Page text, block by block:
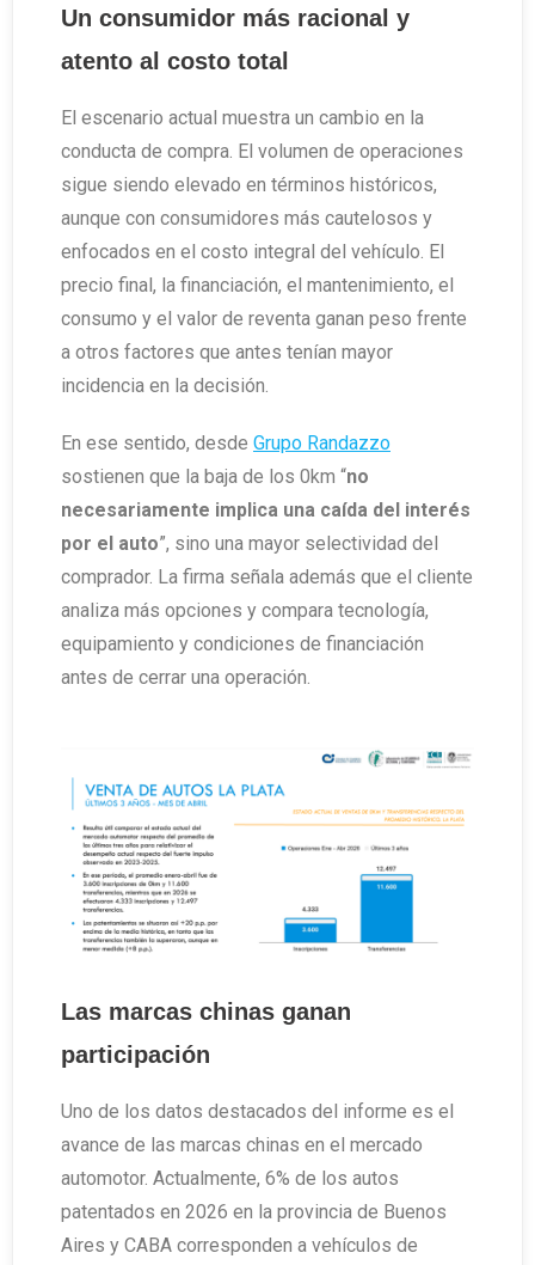
Un consumidor más racional y
atento al costo total
El escenario actual muestra un cambio en la
conducta de compra. El volumen de operaciones
sigue siendo elevado en términos históricos,
aunque con consumidores más cautelosos y
enfocados en el costo integral del vehículo. El
precio final, la financiación, el mantenimiento, el
consumo y el valor de reventa ganan peso frente
a otros factores que antes tenían mayor
incidencia en la decisión.
En ese sentido, desde Grupo Randazzo
sostienen que la baja de los 0km “no
necesariamente implica una caída del interés
por el auto”, sino una mayor selectividad del
comprador. La firma señala además que el cliente
analiza más opciones y compara tecnología,
equipamiento y condiciones de financiación
antes de cerrar una operación.
Las marcas chinas ganan
participación
Uno de los datos destacados del informe es el
avance de las marcas chinas en el mercado
automotor. Actualmente, 6% de los autos
patentados en 2026 en la provincia de Buenos
Aires y CABA corresponden a vehículos de